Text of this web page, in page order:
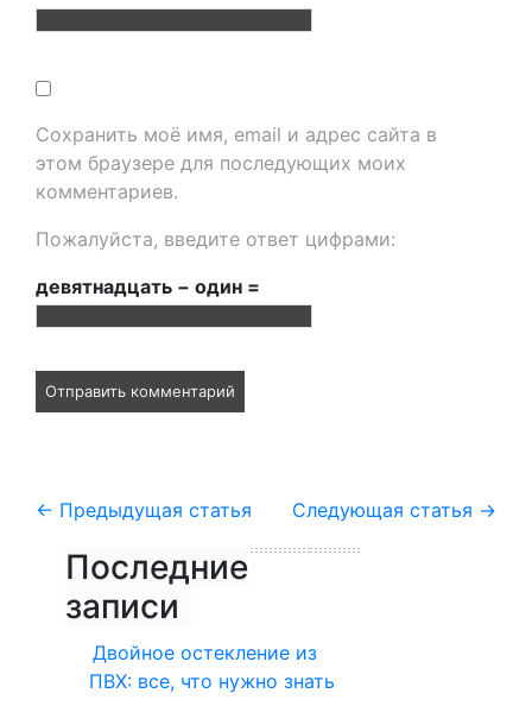
Сохранить моё имя, email и адрес сайта в
этом браузере для последующих моих
комментариев.
Пожалуйста, введите ответ цифрами:
девятнадцать − один =
← Предыдущая статья Следующая статья →
Последние
записи
Двойное остекление из
ПВХ: все, что нужно знать